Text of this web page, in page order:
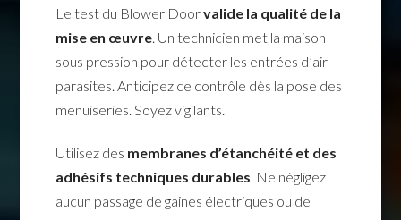
Le test du Blower Doorvalide la qualité de la
mise en œuvre . Un technicien met la maison
sous pression pour détecter les entrées d’air
parasites. Anticipez ce contrôle dès la pose des
menuiseries. Soyez vigilants.
Utilisez des membranes d’étanchéité et des
adhésifs techniques durables . Ne négligez
aucun passage de gaines électriques ou de